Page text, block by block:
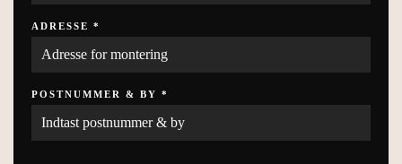
ADRESSE *
POSTNUMMER & BY *